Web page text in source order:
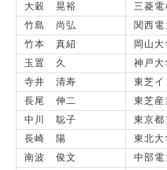
大穀 晃裕
三菱電
竹島 尚弘
関西
竹本 真紹
岡山大
玉置 久
神戸大
寺井 清寿
東芝
長尾 伸二
東芝
中川 聡子
東京都
長崎 陽
東北
南波 俊文
中部電